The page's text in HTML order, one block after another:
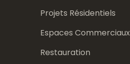
Projets Résidentiels
Espaces
Restauration